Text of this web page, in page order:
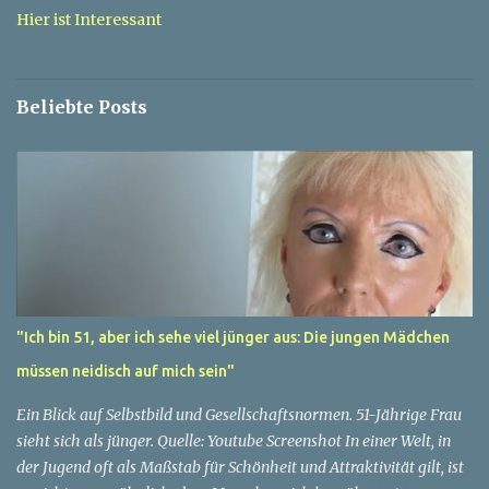
a
Hier ist Interessant
Beliebte Posts
"Ich bin 51, aber ich sehe viel jünger aus: Die jungen Mädchen
müssen neidisch auf mich sein"
Ein Blick auf Selbstbild und Gesellschaftsnormen. 51-Jährige Frau
sieht sich als jünger. Quelle: Youtube Screenshot In einer Welt, in
der Jugend oft als Maßstab für Schönheit und Attraktivität gilt, ist